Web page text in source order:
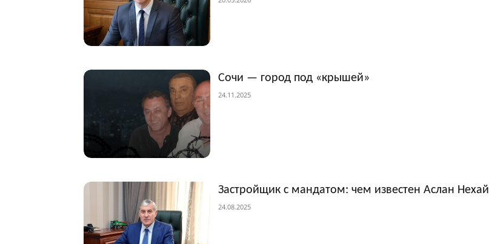
Сочи — город под «крышей»
24.11.2025
Застройщик с мандатом: чем известен Аслан Нехай
24.08.2025